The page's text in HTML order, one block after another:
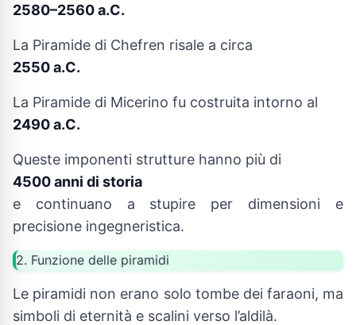
2580–2560 a.C.
La Piramide di Chefren risale a circa
2550 a.C.
La Piramide di Micerino fu costruita intorno al
2490 a.C.
Queste imponenti strutture hanno più di
4500 anni di storia
e continuano a stupire per dimensioni e
precisione ingegneristica.
2. Funzione delle piramidi
Le piramidi non erano solo tombe dei faraoni, ma
simboli di eternità e scalini verso l’aldilà.